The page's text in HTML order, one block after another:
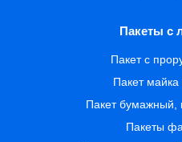
Пакеты с
Пакет с
Пакет майка
Пакет бумажный,
Пакеты